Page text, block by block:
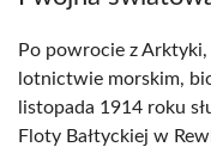
Po powrocie z Arktyki,
lotnictwie morskim,
listopada 1914 roku
Floty Bałtyckiej w